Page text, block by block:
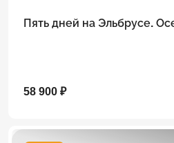
Пять дней на Эльбрусе.
58 900 ₽